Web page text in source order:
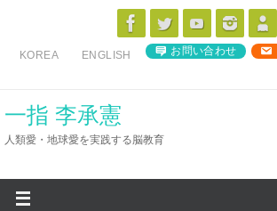
ス
KOREA ENGLISH お問い合わせ
一指 李承憲
人類愛・地球愛を実践する脳教育